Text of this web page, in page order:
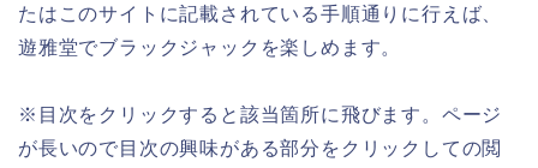
たはこのサイトに記載されている手順通りに行えば、
遊雅堂でブラックジャックを楽しめます。
※目次をクリックすると該当箇所に飛びます。ページ
が長いので目次の興味がある部分をクリックしての閲